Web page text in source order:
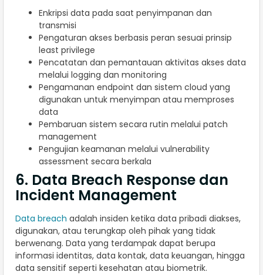
Enkripsi data pada saat penyimpanan dan
transmisi
Pengaturan akses berbasis peran sesuai prinsip
least privilege
Pencatatan dan pemantauan aktivitas akses data
melalui logging dan monitoring
Pengamanan endpoint dan sistem cloud yang
digunakan untuk menyimpan atau memproses
data
Pembaruan sistem secara rutin melalui patch
management
Pengujian keamanan melalui vulnerability
assessment secara berkala
6. Data Breach Response dan
Incident Management
Data breach adalah insiden ketika data pribadi diakses,
digunakan, atau terungkap oleh pihak yang tidak
berwenang. Data yang terdampak dapat berupa
informasi identitas, data kontak, data keuangan, hingga
data sensitif seperti kesehatan atau biometrik.